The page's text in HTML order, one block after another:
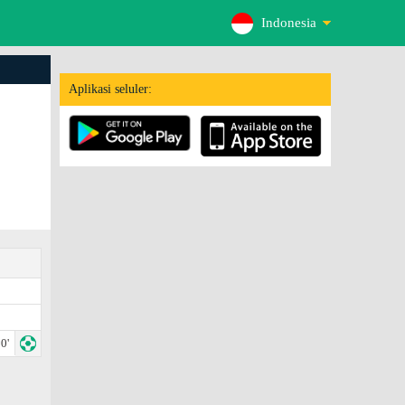
Indonesia
Aplikasi seluler: